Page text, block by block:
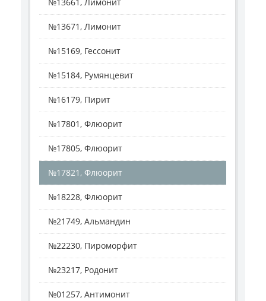
№13661, Лимонит
№13671, Лимонит
№15169, Гессонит
№15184, Румянцевит
№16179, Пирит
№17801, Флюорит
№17805, Флюорит
№17821, Флюорит
№18228, Флюорит
№21749, Альмандин
№22230, Пироморфит
№23217, Родонит
№01257, Антимонит